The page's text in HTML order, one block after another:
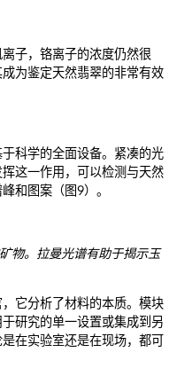
子，铬离子的浓度仍然很
为鉴定天然翡翠的非常有效
科学的全面设备。紧凑的光
这一作用，可以检测与天然
和图案（图9）。
物。拉曼光谱有助于揭示玉
它分析了材料的本质。模块
研究的单一设置或集成到另
在实验室还是在现场，都可